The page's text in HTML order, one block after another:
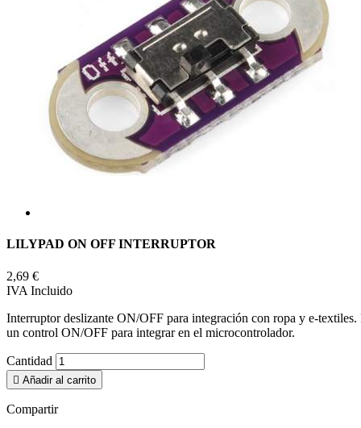
LILYPAD ON OFF INTERRUPTOR
2,69 €
IVA Incluido
Interruptor deslizante ON/OFF para integración con ropa y e-
un control ON/OFF para integrar en el microcontrolador.
Cantidad
 Añadir al carrito
Compartir